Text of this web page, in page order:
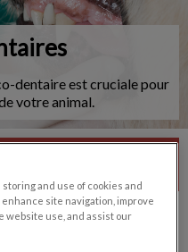
dentaire est cruciale pour
votre animal.
and use of cookies and
site navigation, improve
website use, and assist our